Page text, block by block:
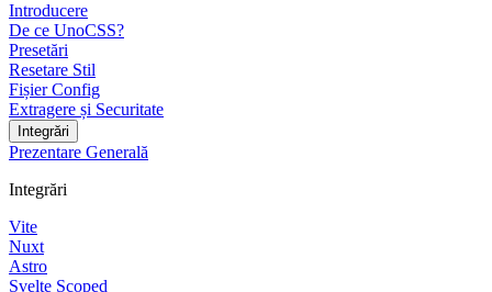
Introducere
De ce UnoCSS?
Presetări
Resetare Stil
Fișier Config
Extragere și Securitate
Integrări
Prezentare Generală
Integrări
Vite
Nuxt
Astro
Svelte Scoped